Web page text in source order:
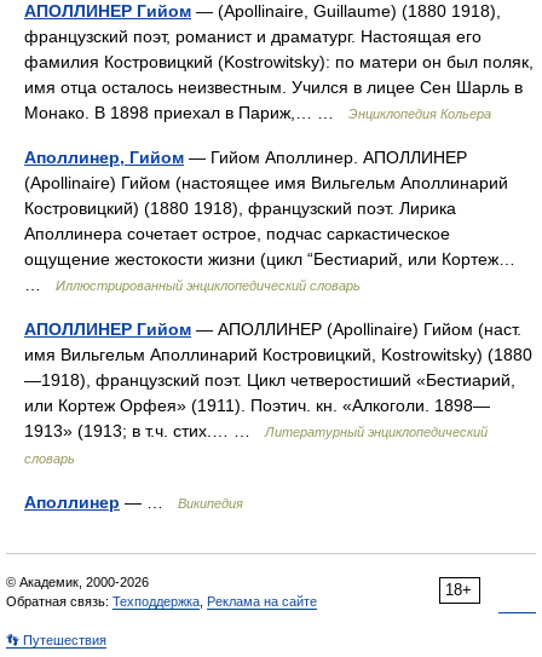
АПОЛЛИНЕР Гийом — (Apollinaire, Guillaume) (1880 1918),
французский поэт, романист и драматург. Настоящая его
фамилия Костровицкий (Kostrowitsky): по матери он был поляк,
имя отца осталось неизвестным. Учился в лицее Сен Шарль в
Монако. В 1898 приехал в Париж,… …
Энциклопедия Кольера
Аполлинер, Гийом — Гийом Аполлинер. АПОЛЛИНЕР
(Apollinaire) Гийом (настоящее имя Вильгельм Аполлинарий
Костровицкий) (1880 1918), французский поэт. Лирика
Аполлинера сочетает острое, подчас саркастическое
ощущение жестокости жизни (цикл “Бестиарий, или Кортеж…
Иллюстрированный энциклопедический словарь
АПОЛЛИНЕР Гийом — АПОЛЛИНЕР (Apollinaire) Гийом (наст.
имя Вильгельм Аполлинарий Костровицкий, Kostrowitsky) (1880
—1918), французский поэт. Цикл четверостиший «Бестиарий,
или Кортеж Орфея» (1911). Поэтич. кн. «Алкоголи. 1898—
1913» (1913; в т.ч. стих.… …
Литературный энциклопедический
словарь
Аполлинер — … Википедия
18+
© Академик, 2000-2026
Обратная связь: Техподдержка Реклама на сайте
👣 Путешествия